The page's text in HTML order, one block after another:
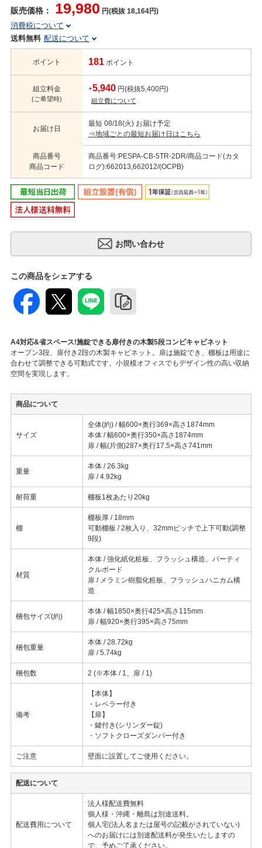
販売価格： 19,980 円(税抜 18,164円)
消費税について
送料無料 配送について
ポイント 181 ポイント
組立料金
(ご希望時)
+5,940 円(税抜5,400円)
組立費について
お届け日
最短 08/18(火) お届け予定
⇒地域ごとの最短お届け日はこちら
商品番号
商品コード
商品番号:PESPA-CB-5TR-2DR/商品コード(カタ
ログ):662013,662012/(OCPB)
この商品をシェアする
A4対応&省スペース!施錠できる扉付きの木製5段コンビキャビネット
オープン3段、扉付き2段の木製キャビネット。扉は施錠でき、棚板は用途に
合わせて調整できる可動式です。小規模オフィスでもデザイン性の高い収納
空間を実現します。
商品について
サイズ
全体(約) / 幅600×奥行369×高さ1874mm
本体 / 幅600×奥行350×高さ1874mm
扉 / 幅(片側)287×奥行17.5×高さ741mm
重量
本体 / 26.3kg
扉 / 4.92kg
耐荷重 棚板1枚あたり20kg
棚
棚板厚 / 18mm
可動棚板 / 2枚入り、32mmピッチで上下可動(調整
9段)
材質
本体 / 強化紙化粧板、フラッシュ構造、パーティ
クルボード
扉 / メラミン樹脂化粧板、フラッシュハニカム構
造
梱包サイズ(約)
本体 / 幅1850×奥行425×高さ115mm
扉 / 幅920×奥行395×高さ75mm
梱包重量
本体 / 28.72kg
扉 / 5.74kg
梱包数 2 (※本体 / 1、扉 / 1)
備考
【本体】
・レベラー付き
【扉】
・鍵付き(シリンダー錠)
・ソフトクローズダンパー付き
ご注意 壁面に設置してご使用ください。
配送について
配送費用について
法人様配送費無料
個人様・沖縄・離島は別途送料。
個人宅(法人名または屋号の記載がされていない)
へのお届けには別途配送料が発生いたしますの
で、予めご了承ください。